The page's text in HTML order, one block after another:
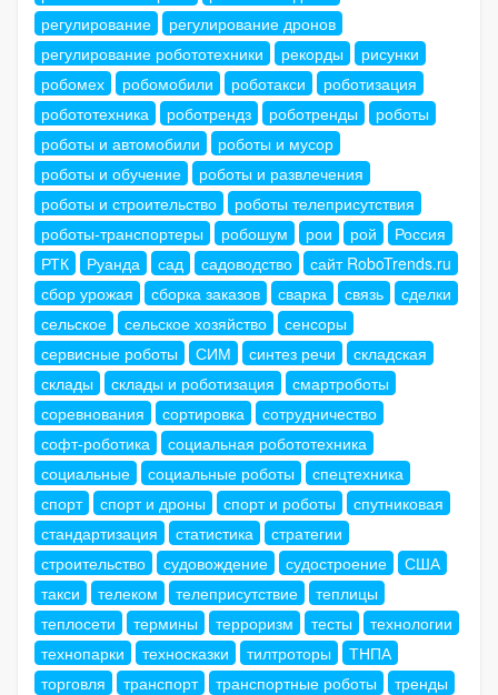
регулирование
регулирование дронов
регулирование робототехники
рекорды
рисунки
робомех
робомобили роботакси
роботизация
робототехника
роботрендз роботренды
роботы
роботы и автомобили
роботы и мусор
роботы и обучение
роботы и развлечения
роботы и строительство
роботы телеприсутствия
роботы-транспортеры
робошум рои рой
Россия
РТК
Руанда сад садоводство
сайт RoboTrends.ru
сбор урожая
сборка заказов сварка связь
сделки
сельское
сельское хозяйство
сенсоры
сервисные роботы
СИМ синтез речи
складская
склады
склады и роботизация
смартроботы
соревнования
сортировка
сотрудничество
софт-роботика
социальная робототехника
социальные
социальные роботы
спецтехника
спорт
спорт и дроны спорт и роботы
спутниковая
стандартизация
статистика
стратегии
строительство
судовождение судостроение
США
такси
телеком телеприсутствие
теплицы
теплосети
термины терроризм тесты
технологии
технопарки
техносказки тилтроторы
ТНПА
торговля
транспорт транспортные роботы
тренды